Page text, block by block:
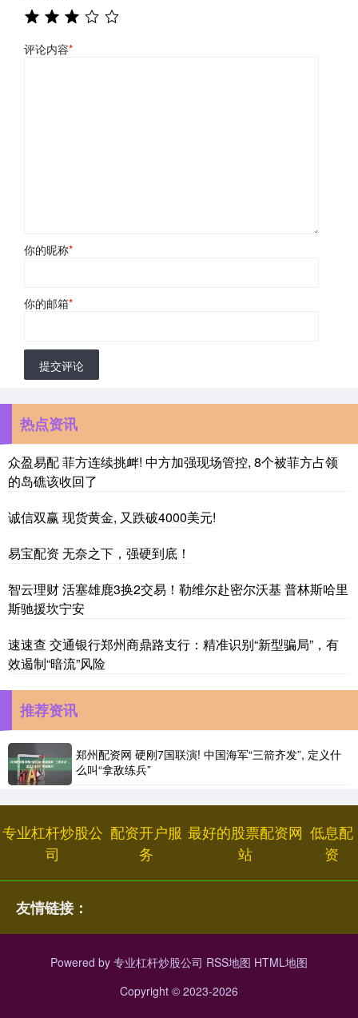
评论内容*
你的昵称*
你的邮箱*
提交评论
热点资讯
众盈易配 菲方连续挑衅! 中方加强现场管控, 8个被菲方占领
的岛礁该收回了
诚信双赢 现货黄金, 又跌破4000美元!
易宝配资 无奈之下，强硬到底！
智云理财 活塞雄鹿3换2交易！勒维尔赴密尔沃基 普林斯哈里
斯驰援坎宁安
速速查 交通银行郑州商鼎路支行：精准识别“新型骗局”，有
效遏制“暗流”风险
推荐资讯
郑州配资网 硬刚7国联演! 中国海军“三箭齐发”, 定义什
么叫“拿敌练兵”
专业杠杆炒股公
司
配资开户服
务
最好的股票配资网
站
低息配
资
友情链接：
Powered by 专业杠杆炒股公司 RSS地图 HTML地图
Copyright © 2023-2026